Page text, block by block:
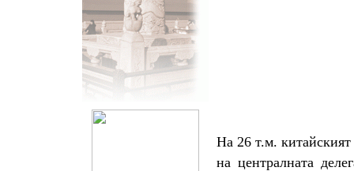
На 26 т.м.
на централната